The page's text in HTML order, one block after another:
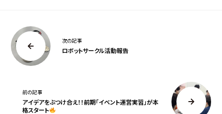
次の記事
ロボットサークル活動報告
前の記事
アイデアをぶつけ合え！！前期「イベント運営実習」が本
格スタート